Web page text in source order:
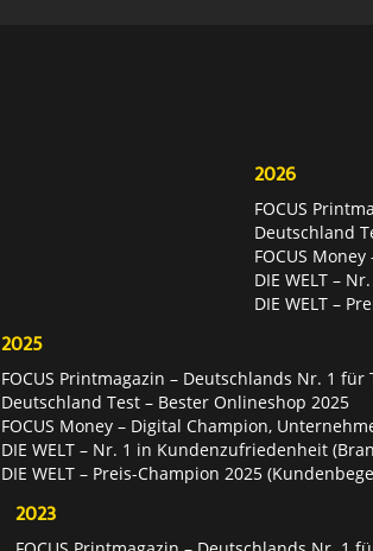
2026
FOCUS
Deutschland
FOCUS
DIE WELT –
DIE WELT –
2025
FOCUS Printmagazin – Deutschlands Nr. 1
Deutschland Test – Bester Onlineshop 2025
FOCUS Money – Digital Champion,
DIE WELT – Nr. 1 in Kundenzufriedenheit
DIE WELT – Preis-Champion 2025
2023